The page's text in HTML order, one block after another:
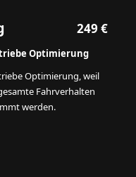
249 €
Optimierung
Optimierung, weil
Fahrverhalten
werden.